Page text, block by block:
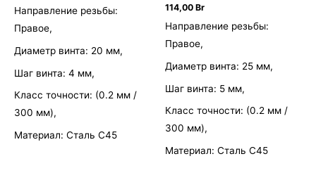
Оценка
0
5
Направление резьбы:
Правое,
Диаметр винта: 20 мм,
Шаг винта: 4 мм,
Класс точности: (0.2 мм /
300 мм),
Материал: Сталь С45
Оценка
0
из
5
114,00 Br
Направление резьбы:
Правое,
Диаметр винта: 25 мм,
Шаг винта: 5 мм,
Класс точности: (0.2 мм /
300 мм),
Материал: Сталь С45